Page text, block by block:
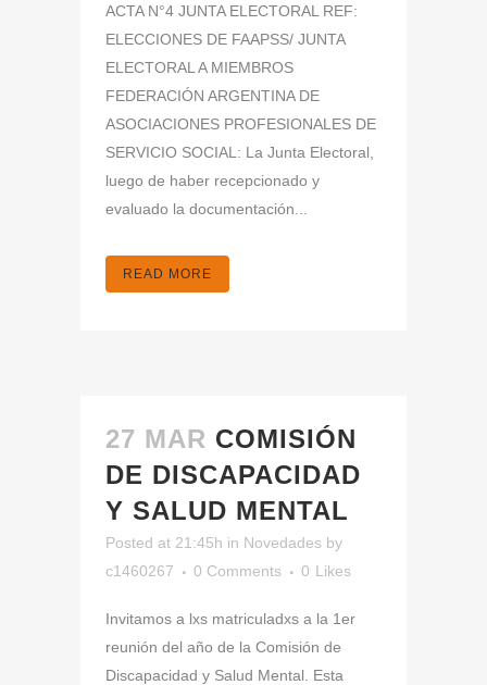
ACTA N°4 JUNTA ELECTORAL REF:
ELECCIONES DE FAAPSS/ JUNTA
ELECTORAL A MIEMBROS
FEDERACIÓN ARGENTINA DE
ASOCIACIONES PROFESIONALES DE
SERVICIO SOCIAL: La Junta Electoral,
luego de haber recepcionado y
evaluado la documentación...
READ MORE
27 MAR COMISIÓN
DE DISCAPACIDAD
Y SALUD MENTAL
Posted at 21:45h in Novedades by
c1460267
0 Comments 0 Likes
Invitamos a lxs matriculadxs a la 1er
reunión del año de la Comisión de
Discapacidad y Salud Mental. Esta